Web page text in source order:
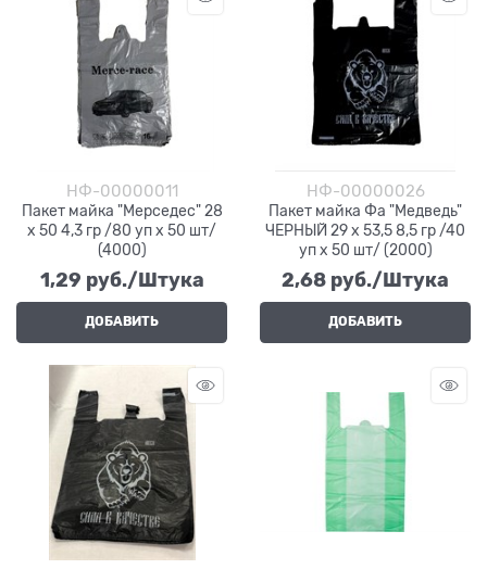
НФ-00000011
Пакет майка "Мерседес" 28
х 50 4,3 гр /80 уп х 50 шт/
(4000)
1,29 руб./Штука
ДОБАВИТЬ
НФ-00000026
Пакет майка Фа "Медведь"
ЧЕРНЫЙ 29 х 53,5 8,5 гр /40
уп х 50 шт/ (2000)
2,68 руб./Штука
ДОБАВИТЬ